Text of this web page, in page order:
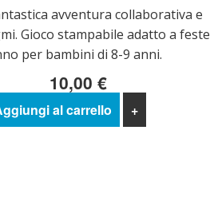
avventura collaborativa e
Gioco stampabile adatto a feste
per bambini di 8-9 anni.
10,00 €
al carrello +